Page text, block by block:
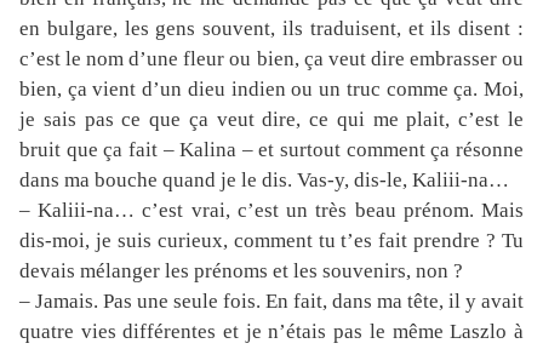
en bulgare, les gens souvent, ils traduisent, et ils disent :
c’est le nom d’une fleur ou bien, ça veut dire embrasser ou
bien, ça vient d’un dieu indien ou un truc comme ça. Moi,
je sais pas ce que ça veut dire, ce qui me plait, c’est le
bruit que ça fait – Kalina – et surtout comment ça résonne
dans ma bouche quand je le dis. Vas-y, dis-le, Kaliii-na…
– Kaliii-na… c’est vrai, c’est un très beau prénom. Mais
dis-moi, je suis curieux, comment tu t’es fait prendre ? Tu
devais mélanger les prénoms et les souvenirs, non ?
– Jamais. Pas une seule fois. En fait, dans ma tête, il y avait
quatre vies différentes et je n’étais pas le même Laszlo à